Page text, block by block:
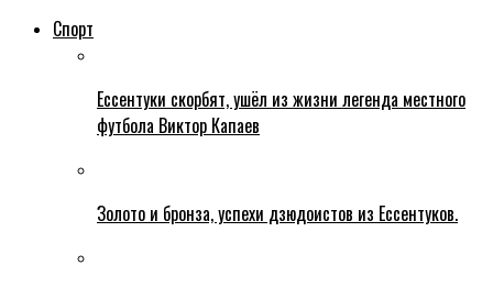
Спорт
Ессентуки скорбят, ушёл из жизни легенда местного
футбола Виктор Капаев
Золото и бронза, успехи дзюдоистов из Ессентуков.